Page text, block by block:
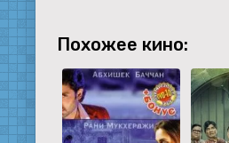
Похожее кино: